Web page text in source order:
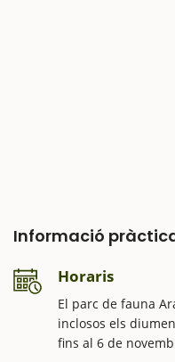
Informació
Horaris
El parc de fauna
inclosos els
fins al 6 de